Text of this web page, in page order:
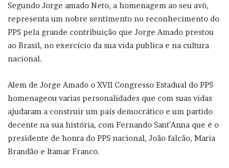
Segundo Jorge amado Neto, a homenagem ao seu avô,
representa um nobre sentimento no reconhecimento do
PPS pela grande contribuição que Jorge Amado prestou
ao Brasil, no exercício da sua vida publica e na cultura
nacional.
Alem de Jorge Amado o XVII Congresso Estadual do PPS
homenageou varias personalidades que com suas vidas
ajudaram a construir um país democrático e um partido
decente na sua história, com Fernando Sant´Anna que é o
presidente de honra do PPS nacional, João falcão, Maria
Brandão e Itamar Franco.